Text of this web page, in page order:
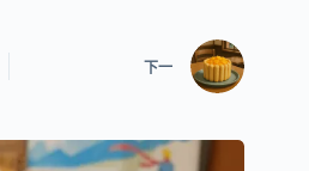
下一